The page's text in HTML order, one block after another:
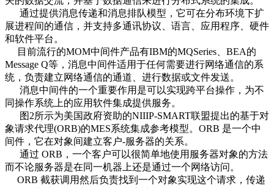
通过提供消息传递和消息排队模型，它可在分布环境下扩
展进程间的通信，并支持多通讯协议、语言、应用程序、硬件
和软件平台。
目前流行的MOM中间件产品有IBM的MQSeries、BEA的
Message Q等，消息中间件适用于任何需要进行网络通信的系
统，负责建立网络通信的通道、进行数据或文件发送。
消息中间件的一个重要作用是可以实现跨平台操作，为不
同操作系统上的应用软件集成提供服务。
图2所示为美国政府资助的NIIIP-SMART联盟提出的基于对
象请求代理(ORB)的MES系统集成参考模型。ORB 是一个中
间件，它在对象间建立客户-服务器的关系。
通过 ORB，一个客户可以很简单地使用服务器对象的方法
而不论服务器是在同一机器上还是通过一个网络访问。
ORB 截获调用然后负责找到一个对象实现这个请求，传递